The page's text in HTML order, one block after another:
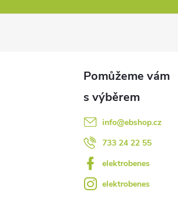
info@ebshop.cz
733 24 22 55
elektrobenes
elektrobenes